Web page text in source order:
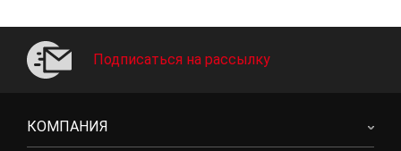
Подписаться на рассылку
КОМПАНИЯ